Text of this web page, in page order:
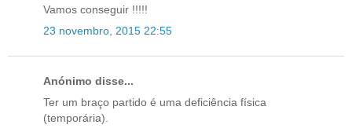
Vamos conseguir !!!!!
23 novembro, 2015 22:55
Anónimo disse...
Ter um braço partido é uma deficiência física
(temporária).